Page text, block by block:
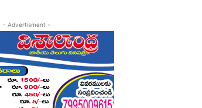
- Advertisment -